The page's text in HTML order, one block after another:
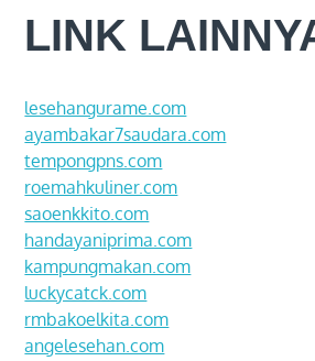
LINK
lesehangurame.com
ayambakar7saudara.com
tempongpns.com
roemahkuliner.com
saoenkkito.com
handayaniprima.com
kampungmakan.com
luckycatck.com
rmbakoelkita.com
angelesehan.com